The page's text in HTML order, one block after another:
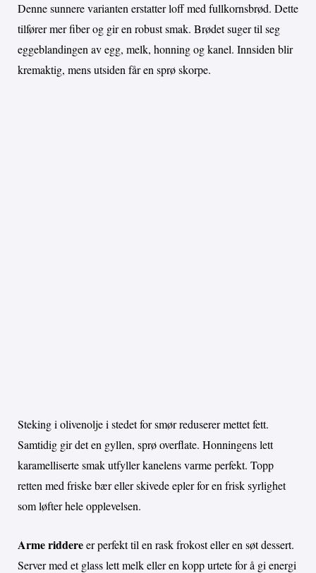
Denne sunnere varianten erstatter loff med fullkornsbrød. Dette
tilfører mer fiber og gir en robust smak. Brødet suger til seg
eggeblandingen av egg, melk, honning og kanel. Innsiden blir
kremaktig, mens utsiden får en sprø skorpe.
Steking i olivenolje i stedet for smør reduserer mettet fett.
Samtidig gir det en gyllen, sprø overflate. Honningens lett
karamelliserte smak utfyller kanelens varme perfekt. Topp
retten med friske bær eller skivede epler for en frisk syrlighet
som løfter hele opplevelsen.
Arme riddereer perfekt til en rask frokost eller en søt dessert.
Server med et glass lett melk eller en kopp urtete for å gi energi